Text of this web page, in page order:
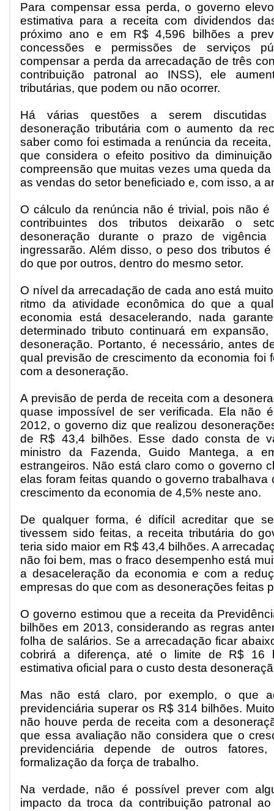
Para compensar essa perda, o governo
estimativa para a receita com dividendos
próximo ano e em R$ 4,596 bilhões a
concessões e permissões de serviços
compensar a perda da arrecadação de três
contribuição patronal ao INSS), ele
tributárias, que podem ou não ocorrer.
Há várias questões a serem
desoneração tributária com o aumento da
saber como foi estimada a renúncia da
que considera o efeito positivo da
compreensão que muitas vezes uma queda
as vendas do setor beneficiado e, com isso, a
O cálculo da renúncia não é trivial, pois não
contribuintes dos tributos deixarão o
desoneração durante o prazo de
ingressarão. Além disso, o peso dos tributos
do que por outros, dentro do mesmo setor.
O nível da arrecadação de cada ano está
ritmo da atividade econômica do que a
economia está desacelerando, nada
determinado tributo continuará em
desoneração. Portanto, é necessário, antes
qual previsão de crescimento da economia foi
com a desoneração.
A previsão de perda de receita com a
quase impossível de ser verificada. Ela não
2012, o governo diz que realizou
de R$ 43,4 bilhões. Esse dado consta de
ministro da Fazenda, Guido Mantega, a
estrangeiros. Não está claro como o governo
elas foram feitas quando o governo trabalhava
crescimento da economia de 4,5% neste ano.
De qualquer forma, é difícil acreditar que
tivessem sido feitas, a receita tributária do
teria sido maior em R$ 43,4 bilhões. A
não foi bem, mas o fraco desempenho está
a desaceleração da economia e com a
empresas do que com as desonerações feitas
O governo estimou que a receita da
bilhões em 2013, considerando as regras
folha de salários. Se a arrecadação ficar
cobrirá a diferença, até o limite de R$ 16
estimativa oficial para o custo desta
Mas não está claro, por exemplo, o que
previdenciária superar os R$ 314 bilhões.
não houve perda de receita com a
que essa avaliação não considera que o
previdenciária depende de outros
formalização da força de trabalho.
Na verdade, não é possível prever com
impacto da troca da contribuição patronal